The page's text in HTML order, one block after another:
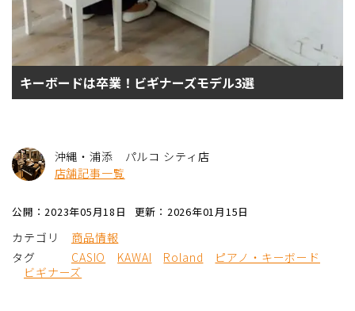
キーボードは卒業！ビギナーズモデル3選
沖縄・浦添 パルコ シティ店
店舗記事一覧
公開：2023年05月18日 更新：2026年01月15日
カテゴリ
商品情報
タグ
CASIO KAWAI Roland
ピアノ・キーボード
ビギナーズ